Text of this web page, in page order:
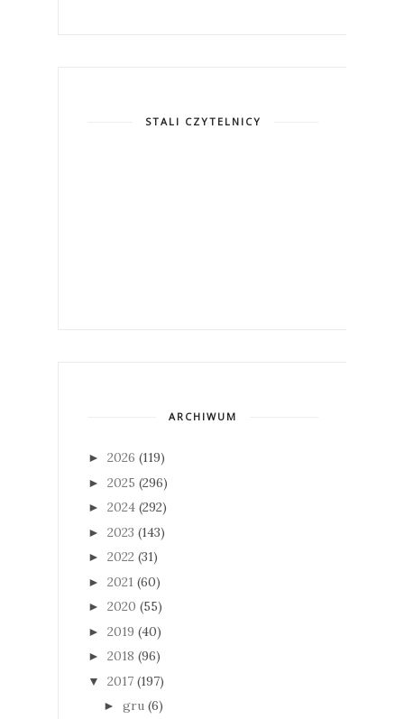
STALI CZYTELNICY
ARCHIWUM
► 2026 (119)
► 2025 (296)
► 2024 (292)
► 2023 (143)
► 2022 (31)
► 2021 (60)
► 2020 (55)
► 2019 (40)
► 2018 (96)
▼ 2017 (197)
► gru (6)